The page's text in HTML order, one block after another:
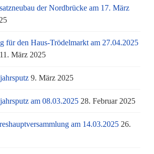
der Nordbrücke am 17. März
für den Haus-Trödelmarkt am 27.04.2025
11. März 2025
9. März 2025
am 08.03.2025 28. Februar 2025
am 14.03.2025 26.